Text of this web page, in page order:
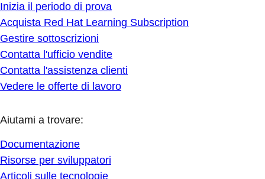
Inizia il periodo di prova
Acquista Red Hat Learning Subscription
Gestire sottoscrizioni
Contatta l'ufficio vendite
Contatta l'assistenza clienti
Vedere le offerte di lavoro
Aiutami a trovare:
Documentazione
Risorse per sviluppatori
Articoli sulle tecnologie